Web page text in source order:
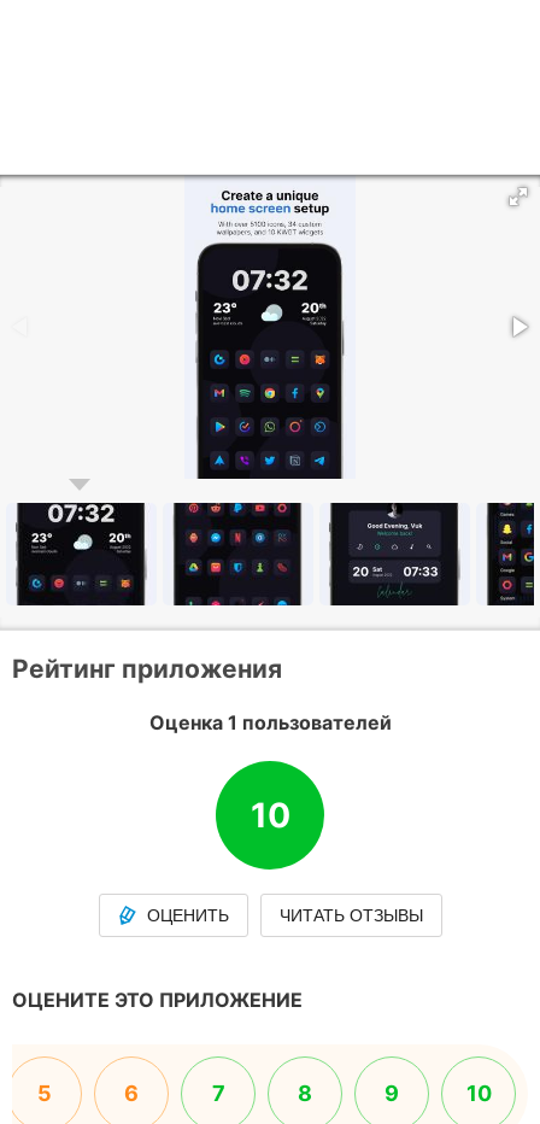
Рейтинг приложения
Оценка 1 пользователей
10
ОЦЕНИТЬ ЧИТАТЬ ОТЗЫВЫ
ОЦЕНИТЕ ЭТО ПРИЛОЖЕНИЕ
5 6 7 8 9 10